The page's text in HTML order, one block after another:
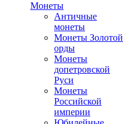
Монеты
Античные
монеты
Монеты Золотой
орды
Монеты
допетровской
Руси
Монеты
Российской
империи